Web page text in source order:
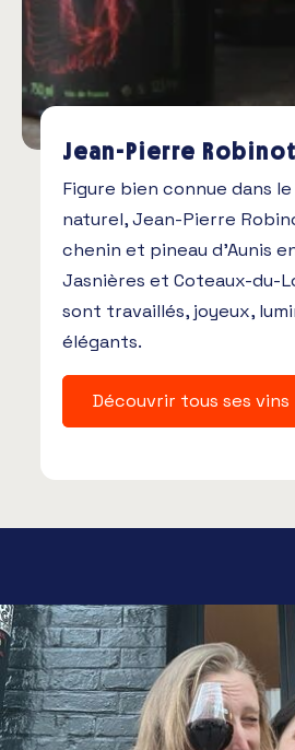
Jean-Pierre Robinot
Figure bien connue dans
naturel, Jean-Pierre
chenin et pineau d’Aunis
Jasnières et Coteaux-du-
sont travaillés, joyeux,
élégants.
Découvrir tous ses vins